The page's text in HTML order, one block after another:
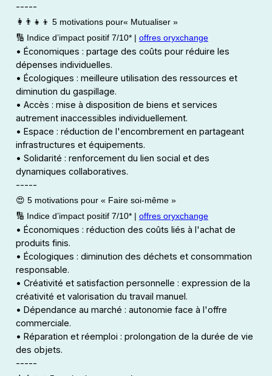
-----
👩‍👨‍👧‍👦 5 motivations pour« Mutualiser »
🔢 Indice d’impact positif 7/10* | offres oryxchange
• Économiques : partage des coûts pour réduire les
dépenses individuelles.
• Écologiques : meilleure utilisation des ressources et
diminution du gaspillage.
• Accès : mise à disposition de biens et services
autrement inaccessibles individuellement.
• Espace : réduction de l'encombrement en partageant
infrastructures et équipements.
• Solidarité : renforcement du lien social et des
dynamiques collaboratives.
-----
😍 5 motivations pour « Faire soi-même »
🔢 Indice d’impact positif 7/10* | offres oryxchange
• Économiques : réduction des coûts liés à l'achat de
produits finis.
• Écologiques : diminution des déchets et consommation
responsable.
• Créativité et satisfaction personnelle : expression de la
créativité et valorisation du travail manuel.
• Dépendance au marché : autonomie face à l'offre
commerciale.
• Réparation et réemploi : prolongation de la durée de vie
des objets.
-----